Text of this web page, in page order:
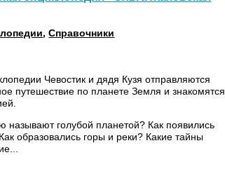
,Справочники
Чевостик и дядя Кузя отправляются
путешествие по планете Земля и знакомятся
называют голубой планетой? Как появились
образовались горы и реки? Какие тайны